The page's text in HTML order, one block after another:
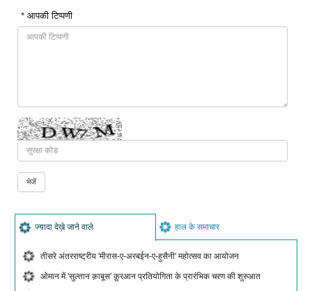
* आपकी टिप्पणी
ज्यादा देख़े जाने वाले हाल के समाचार
तीसरे अंतरराष्ट्रीय 'मीरास-ए-अरबईन-ए-हुसैनी' महोत्सव का आयोजन
ओमान में 'सुल्तान क़ाबूस' क़ुरआन प्रतियोगिता के प्रारंभिक चरण की शुरुआत